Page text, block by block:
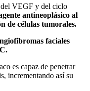
VEGF y del ciclo
antineoplásico al
de células tumorales.
faciales
es capaz de penetrar
incrementando así su